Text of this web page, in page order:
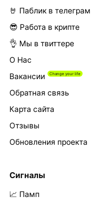
🤘 Паблик в телеграм
😎 Работа в крипте
👌 Мы в твиттере
О Нас
Вакансии
Обратная связь
Карта сайта
Отзывы
Обновления проекта
Сигналы
📈 Памп